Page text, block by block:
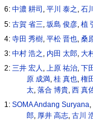
6:中濃 耕司 ,平川 泰之 ,石
5:古賀 省三 ,坂島 俊彦 ,植
4:寺田 秀樹 ,平松 晋也 ,桑
3:中村 浩之 内田 太郎 ,大
2: 三井 宏人 上原 祐治 ,下
原 成満, 桂 真也, 権
太, 落合 博貴, 西 真
1:SOMA Andang Suryana
郎, 厚井 高志, 古川